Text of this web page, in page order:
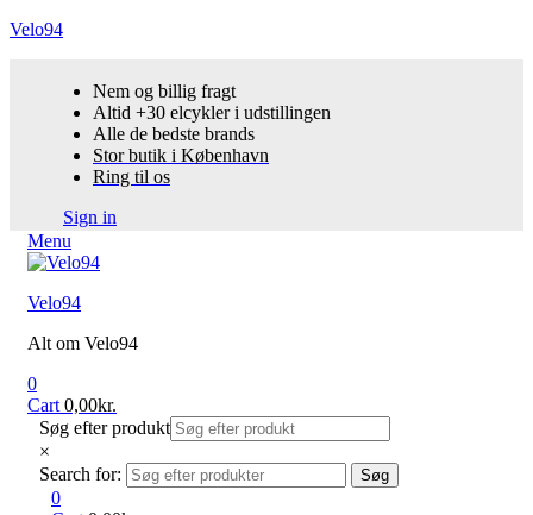
Velo94
Nem og billig fragt
Altid +30 elcykler i udstillingen
Alle de bedste brands
Stor butik i København
Ring til os
Sign in
Menu
Velo94
Alt om Velo94
0
Cart 0,00kr.
Søg efter produkt
×
Search for:
Søg
0